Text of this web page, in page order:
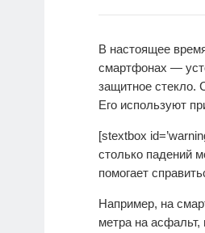
В настоящее
смартфонах —
защитное стекло.
Его используют
[stextbox
столько падений
помогает
Например, на
метра на